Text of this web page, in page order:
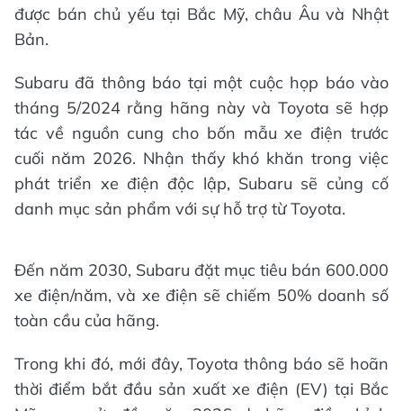
được bán chủ yếu tại Bắc Mỹ, châu Âu và Nhật
Bản.
Subaru đã thông báo tại một cuộc họp báo vào
tháng 5/2024 rằng hãng này và Toyota sẽ hợp
tác về nguồn cung cho bốn mẫu xe điện trước
cuối năm 2026. Nhận thấy khó khăn trong việc
phát triển xe điện độc lập, Subaru sẽ củng cố
danh mục sản phẩm với sự hỗ trợ từ Toyota.
Đến năm 2030, Subaru đặt mục tiêu bán 600.000
xe điện/năm, và xe điện sẽ chiếm 50% doanh số
toàn cầu của hãng.
Trong khi đó, mới đây, Toyota thông báo sẽ hoãn
thời điểm bắt đầu sản xuất xe điện (EV) tại Bắc